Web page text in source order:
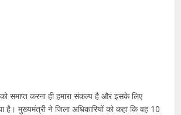
को समाप्त करना ही हमारा संकल्प है और इसके लिए
है। मुख्यमंत्री ने जिला अधिकारियों को कहा कि वह 10